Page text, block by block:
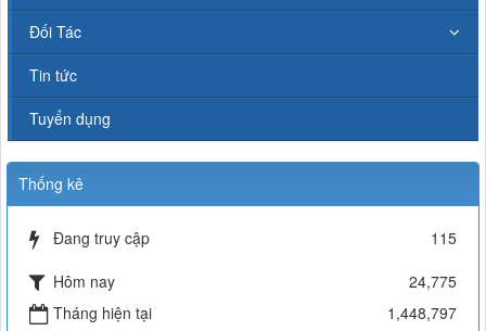
Đối Tác
Tin tức
Tuyển dụng
Thống kê
Đang truy cập
115
Hôm nay
24,775
Tháng hiện tại
1,448,797